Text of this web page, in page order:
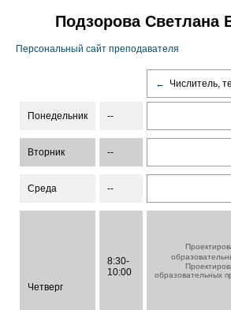
Подзорова Светлана
Персональный сайт преподавателя
← Числитель,
Понедельник --
Вторник --
Среда --
Четверг
8:30-
10:00
образовательных